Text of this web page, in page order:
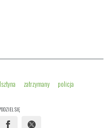
zatrzymany policja
SIĘ